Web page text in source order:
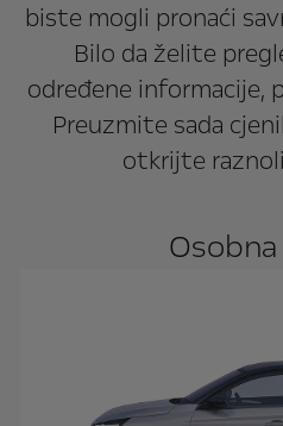
biste mogli pronaći
Bilo da želite
određene informacije,
Preuzmite sada
otkrijte